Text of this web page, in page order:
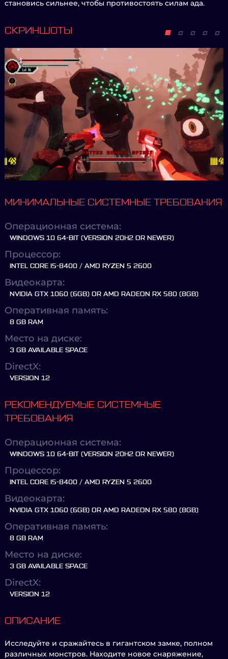
становись сильнее, чтобы противостоять силам ада.
СКРИНШОТЫ
МИНИМАЛЬНЫЕ СИСТЕМНЫЕ ТРЕБОВАНИЯ
Операционная система:
WINDOWS 10 64-BIT (VERSION 20H2 OR NEWER)
Процессор:
INTEL CORE I5-8400 / AMD RYZEN 5 2600
Видеокарта:
NVIDIA GTX 1060 (6GB) OR AMD RADEON RX 580 (8GB)
Оперативная память:
8 GB RAM
Место на диске:
3 GB AVAILABLE SPACE
DirectX:
VERSION 12
РЕКОМЕНДУЕМЫЕ СИСТЕМНЫЕ
ТРЕБОВАНИЯ
Операционная система:
WINDOWS 10 64-BIT (VERSION 20H2 OR NEWER)
Процессор:
INTEL CORE I5-8400 / AMD RYZEN 5 2600
Видеокарта:
NVIDIA GTX 1060 (6GB) OR AMD RADEON RX 580 (8GB)
Оперативная память:
8 GB RAM
Место на диске:
3 GB AVAILABLE SPACE
DirectX:
VERSION 12
ОПИСАНИЕ
Исследуйте и сражайтесь в гигантском замке, полном
различных монстров. Находите новое снаряжение,